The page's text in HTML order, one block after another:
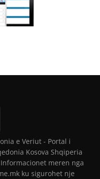
e Veriut - Portal i
Kosova Shqiperia
meren nga
ku sigurohet nje